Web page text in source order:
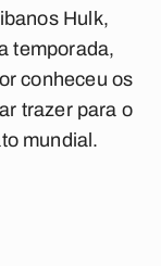
Hulk,
temporada,
conheceu os
trazer para o
mundial.